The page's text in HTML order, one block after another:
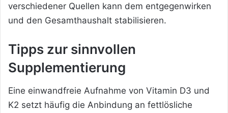
verschiedener Quellen kann dem entgegenwirken
und den Gesamthaushalt stabilisieren.
Tipps zur sinnvollen
Supplementierung
Eine einwandfreie Aufnahme von Vitamin D3 und
K2 setzt häufig die Anbindung an fettlösliche